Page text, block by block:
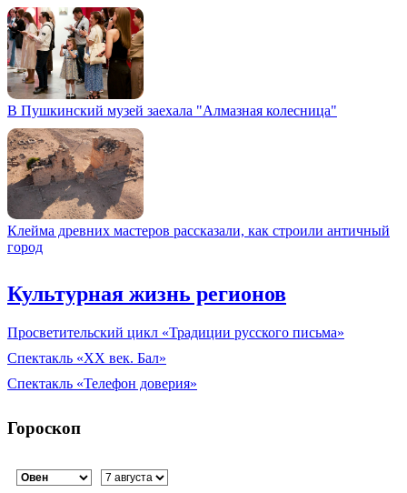
В Пушкинский музей заехала "Алмазная колесница"
Клейма древних мастеров рассказали, как строили античный
город
Культурная жизнь регионов
Просветительский цикл «Традиции русского письма»
Спектакль «XX век. Бал»
Спектакль «Телефон доверия»
Гороскоп